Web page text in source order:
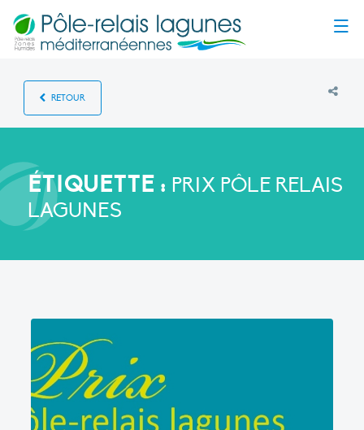
RETOUR
ÉTIQUETTE : PRIX PÔLE RELAIS
LAGUNES